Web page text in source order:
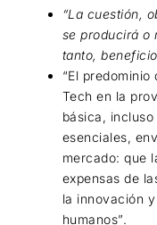
“La cuestión,
se producirá o
tanto,
“El
Tech en la
básica,
esenciales,
mercado: que
expensas de
la innovación
humanos”.